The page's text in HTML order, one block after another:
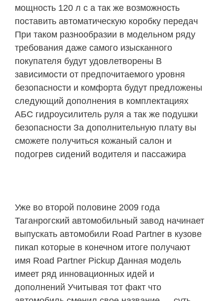
мощность 120 л с а так же возможность
поставить автоматическую коробку передач
При таком разнообразии в модельном ряду
требования даже самого изысканного
покупателя будут удовлетворены В
зависимости от предпочитаемого уровня
безопасности и комфорта будут предложены
следующий дополнения в комплектациях
АБС гидроусилитель руля а так же подушки
безопасности За дополнительную плату вы
сможете получиться кожаный салон и
подогрев сидений водителя и пассажира
Уже во второй половине 2009 года
Таганрогский автомобильный завод начинает
выпускать автомобили Road Partner в кузове
пикап которые в конечном итоге получают
имя Road Partner Pickup Данная модель
имеет ряд инновационных идей и
дополнений Учитывая тот факт что